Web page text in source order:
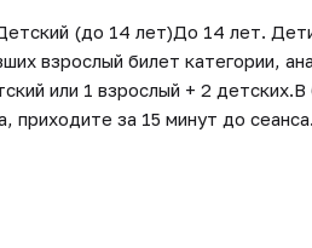
(до 14 лет)До 14 лет.
взрослый билет категории,
или 1 взрослый + 2 детских.В
за 15 минут до